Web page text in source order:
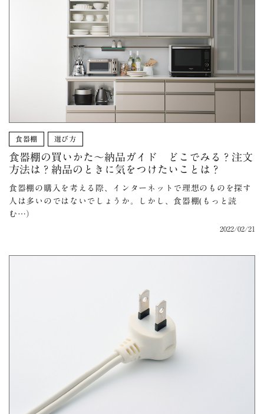
食器棚 選び方
食器棚の買いかた～納品ガイド どこでみる？注文
方法は？納品のときに気をつけたいことは？
食器棚の購入を考える際、インターネットで理想のものを探す
人は多いのではないでしょうか。しかし、食器棚(もっと読
む…）
2022/02/21